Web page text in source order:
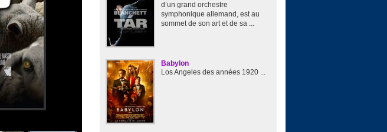
d’un grand orchestre
symphonique allemand, est au
sommet de son art et de sa ...
Babylon
Los Angeles des années 1920 ...